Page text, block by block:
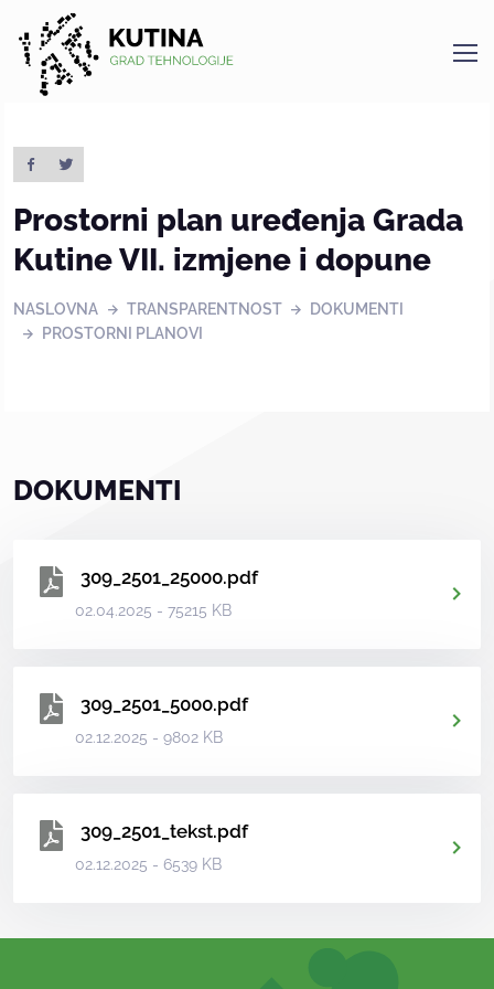
Kutina
Prostorni plan uređenja Grada
Kutine VII. izmjene i dopune
NASLOVNA TRANSPARENTNOST
DOKUMENTI
PROSTORNI PLANOVI
DOKUMENTI
309_2501_25000.pdf
02.04.2025 - 75215 KB
309_2501_5000.pdf
02.12.2025 - 9802 KB
309_2501_tekst.pdf
02.12.2025 - 6539 KB